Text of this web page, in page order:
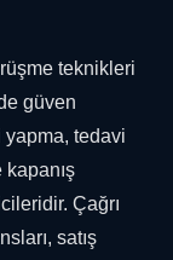
teknikleri
güven
tedavi
Çağrı
satış